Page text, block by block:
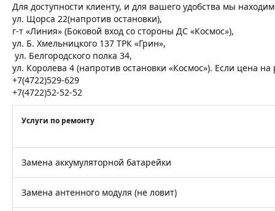
Для доступности клиенту, и для вашего удобства мы
ул. Щорса 22(напротив остановки),
г-т «Линия» (Боковой вход со стороны ДС «Космос»),
ул. Б. Хмельницкого 137 ТРК «Грин»,
ул. Белгородского полка 34,
ул. Королева 4 (напротив остановки «Космос»). Если цена
+7(4722)529-629
+7(4722)52-52-52
Услуги по ремонту
Замена аккумуляторной батарейки
Замена антенного модуля (не ловит)